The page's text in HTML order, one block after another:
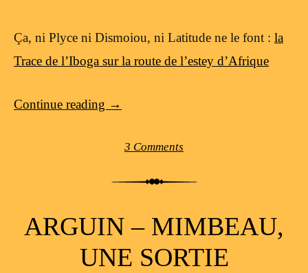
Ça, ni Plyce ni Dismoiou, ni Latitude ne le font : la
Trace de l’Iboga sur la route de l’estey d’Afrique
Continue reading →
3 Comments
ARGUIN – MIMBEAU,
UNE SORTIE